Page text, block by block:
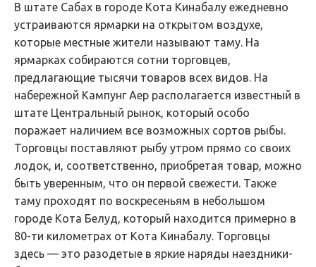
В штате Сабах в городе Кота Кинабалу ежедневно
устраиваются ярмарки на открытом воздухе,
которые местные жители называют таму. На
ярмарках собираются сотни торговцев,
предлагающие тысячи товаров всех видов. На
набережной Кампунг Аер располагается известный в
штате Центральный рынок, который особо
поражает наличием все возможных сортов рыбы.
Торговцы поставляют рыбу утром прямо со своих
лодок, и, соответственно, приобретая товар, можно
быть уверенным, что он первой свежести. Также
таму проходят по воскресеньям в небольшом
городе Кота Белуд, который находится примерно в
80-ти километрах от Кота Кинабалу. Торговцы
здесь — это разодетые в яркие наряды наездники-